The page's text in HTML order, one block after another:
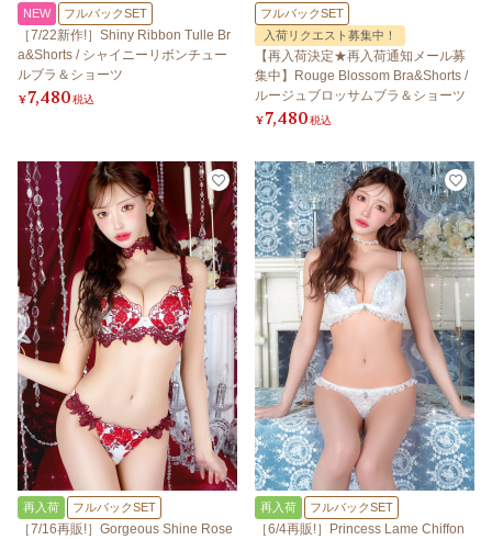
NEW フルバックSET
［7/22新作!］Shiny Ribbon Tulle Br
a&Shorts / シャイニーリボンチュー
ルブラ＆ショーツ
¥7,480税込
フルバックSET
入荷リクエスト募集中！
【再入荷決定★再入荷通知メール募
集中】Rouge Blossom Bra&Shorts /
ルージュブロッサムブラ＆ショーツ
¥7,480税込
再入荷 フルバックSET
［7/16再販!］Gorgeous Shine Rose
再入荷 フルバックSET
［6/4再販!］Princess Lame Chiffon